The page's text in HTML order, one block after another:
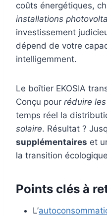
coûts énergétiques,
installations
investissement
dépend de votre
intelligemment.
Le boîtier EKOSIA
Conçu pour réduire
temps réel la
solaire. Résultat ?
supplémentaires et
la transition
Points clés à
L’